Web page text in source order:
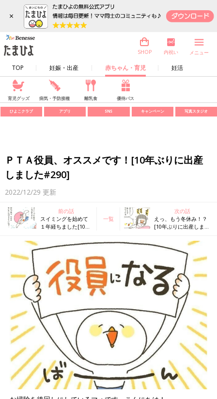
×
TOP 妊娠・出産 赤ちゃん・育児 妊活
SHOP 内祝い メニュー
育児グッズ 病気・予防接種 離乳食 優待パス
ひよこクラブ アプリ SNS キャンペーン 写真スタジオ
ＰＴＡ役員、オススメです！[10年ぶりに出産
しました#290]
2022/12/29 更新
前の話
スイミングを始めて
１年経ちました[10年
一覧
次の話
えっ、もう冬休み！？
[10年ぶりに出産しまし